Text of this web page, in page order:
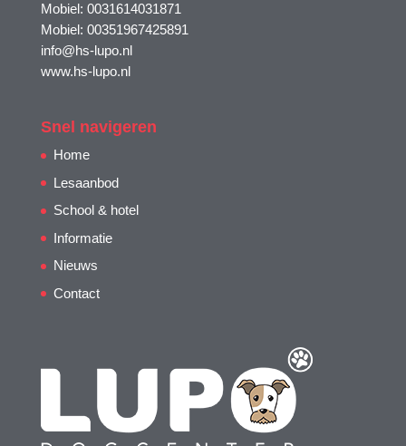
Mobiel: 0031614031871
Mobiel: 00351967425891
info@hs-lupo.nl
www.hs-lupo.nl
Snel navigeren
Home
Lesaanbod
School & hotel
Informatie
Nieuws
Contact